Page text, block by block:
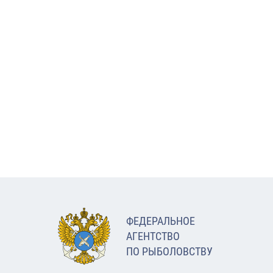
ФЕДЕРАЛЬНОЕ
АГЕНТСТВО
ПО РЫБОЛОВСТВУ